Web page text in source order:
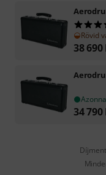
Rövid
38 690
34 790